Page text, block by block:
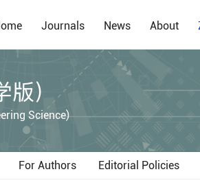
Journals News About
）
Science)
For Authors Editorial Policies